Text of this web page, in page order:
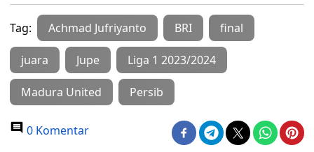
Tag: Achmad Jufriyanto BRI final
juara Jupe Liga 1 2023/2024
Madura United Persib
0 Komentar